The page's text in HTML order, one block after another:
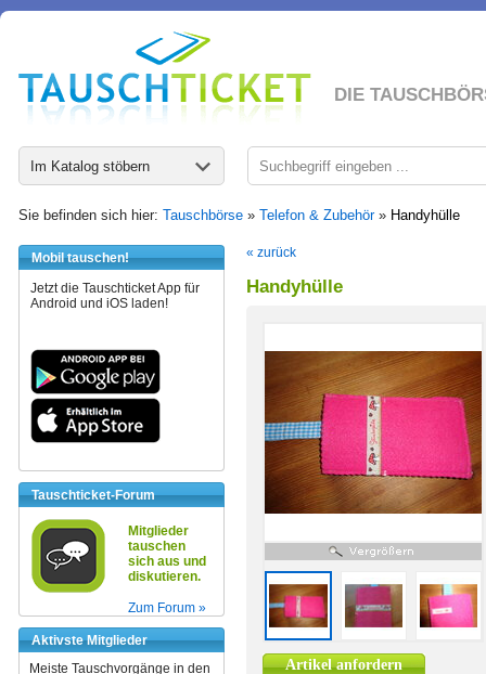
DIE
Im Katalog stöbern
Sie befinden sich hier: Tauschbörse » Telefon & Zubehör» Handyhülle
Mobil tauschen!
Jetzt die Tauschticket App für
Android und iOS laden!
Tauschticket-Forum
Mitglieder
tauschen
sich aus und
diskutieren.
Zum Forum »
Aktivste Mitglieder
Meiste Tauschvorgänge in den
« zurück
Handyhülle
Artikel anfordern